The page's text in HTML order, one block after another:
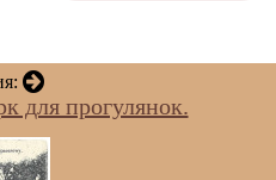
для прогулянок.